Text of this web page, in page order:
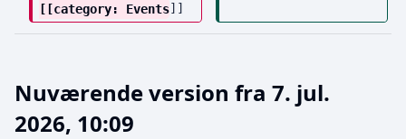
n
[[category: Events]]
Nuværende version fra 7. jul.
2026, 10:09